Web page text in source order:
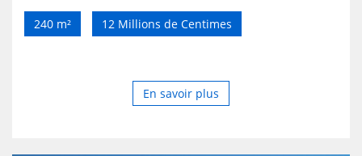
240 m² 12 Millions de Centimes
En savoir plus